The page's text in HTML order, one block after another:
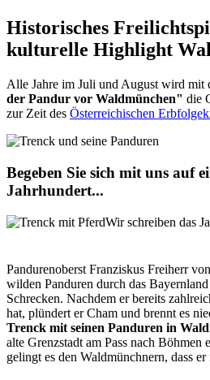
Historisches
kulturelle Highlight
Alle Jahre im Juli und August wird mit
der Pandur vor Waldmünchen" die
zur Zeit des Österreichischen
Begeben Sie sich mit uns auf
Jahrhundert...
Wir schreiben das
Pandurenoberst Franziskus Freiherr
wilden Panduren durch das
Schrecken. Nachdem er bereits
hat, plündert er Cham und brennt es
Trenck mit seinen Panduren in
alte Grenzstadt am Pass nach Böhmen
gelingt es den Waldmünchnern, dass